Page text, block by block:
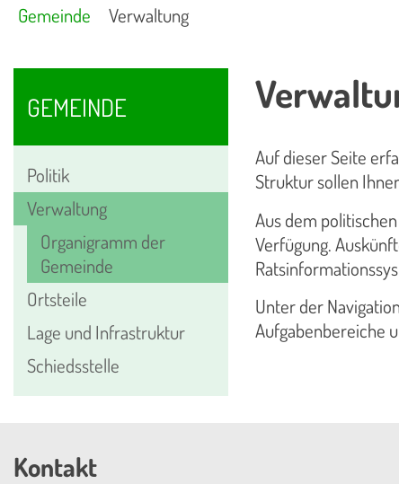
Gemeinde Verwaltung
GEMEINDE
Politik
Verwaltung
Organigramm der
Gemeinde
Ortsteile
Lage und Infrastruktur
Schiedsstelle
Auf dieser Seite
Struktur sollen
Aus dem
Verfügung.
Unter der
Aufgabenbereiche
Kontakt